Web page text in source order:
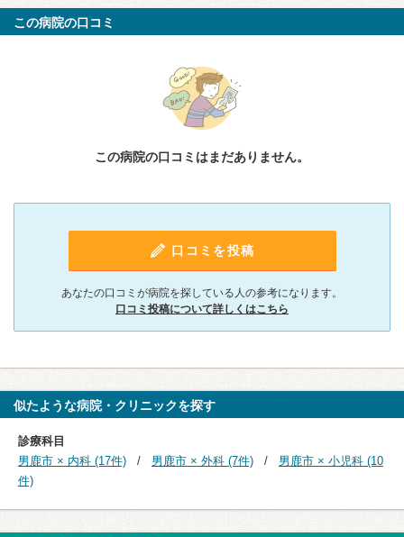
この病院の口コミ
この病院の口コミはまだありません。
口コミを投稿
あなたの口コミが病院を探している人の参考になります。
口コミ投稿について詳しくはこちら
似たような病院・クリニックを探す
診療科目
男鹿市 × 内科 (17件)
男鹿市 × 外科 (7件)
男鹿市 × 小児科 (10
件)